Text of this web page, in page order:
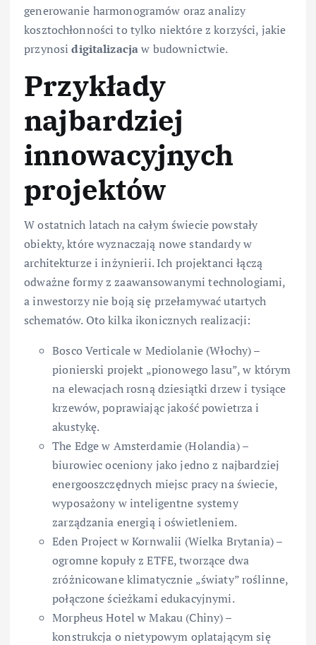
generowanie harmonogramów oraz analizy
kosztochłonności to tylko niektóre z korzyści, jakie
przynosidigitalizacjaw budownictwie.
Przykłady
najbardziej
innowacyjnych
projektów
W ostatnich latach na całym świecie powstały
obiekty, które wyznaczają nowe standardy w
architekturze i inżynierii. Ich projektanci łączą
odważne formy z zaawansowanymi technologiami,
a inwestorzy nie boją się przełamywać utartych
schematów. Oto kilka ikonicznych realizacji:
Bosco Verticale w Mediolanie (Włochy) –
pionierski projekt „pionowego lasu”, w którym
na elewacjach rosną dziesiątki drzew i tysiące
krzewów, poprawiając jakość powietrza i
akustykę.
The Edge w Amsterdamie (Holandia) –
biurowiec oceniony jako jedno z najbardziej
energooszczędnych miejsc pracy na świecie,
wyposażony w inteligentne systemy
zarządzania energią i oświetleniem.
Eden Project w Kornwalii (Wielka Brytania) –
ogromne kopuły z ETFE, tworzące dwa
zróżnicowane klimatycznie „światy” roślinne,
połączone ścieżkami edukacyjnymi.
Morpheus Hotel w Makau (Chiny) –
konstrukcja o nietypowym oplatającym się